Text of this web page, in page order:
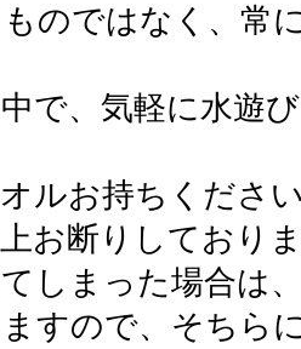
のではなく、常
で、気軽に水遊
ルお持ちくださ
お断りしており
しまった場合は
すので、そちら